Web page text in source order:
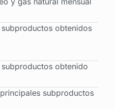
subproductos obtenidos
subproductos obtenido
principales subproductos